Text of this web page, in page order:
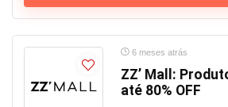
6 meses atrás
ZZ’ Mall:
até 80% OFF